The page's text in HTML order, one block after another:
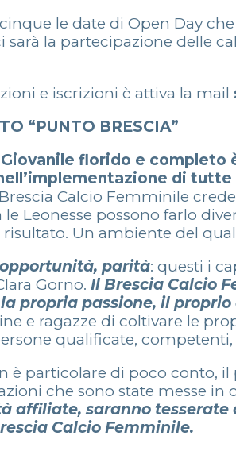
le date di Open Day che
sarà la partecipazione delle
e iscrizioni è attiva la mail
“PUNTO BRESCIA”
florido e completo
di
Calcio Femminile
le Leonesse possono farlo
Un ambiente del
parità: questi i
Gorno. Il Brescia Calcio
propria passione, il
e ragazze di coltivare le
qualificate,
è particolare di poco conto,
che sono state messe in
affiliate, saranno
Calcio Femminile.